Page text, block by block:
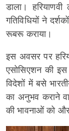
डाला।
गतिविधियों ने
रूबरू कराया।
इस अवसर पर
एसोसिएशन की
विदेशों में बसे
का अनुभव कराने
की भावनाओं को और